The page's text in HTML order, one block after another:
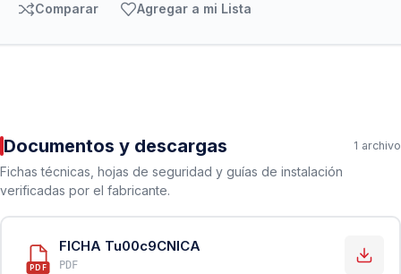
Comparar Agregar a mi Lista
Documentos y descargas 1 archivo
Fichas técnicas, hojas de seguridad y guías de instalación
verificadas por el fabricante.
PDF
FICHA Tu00c9CNICA
PDF